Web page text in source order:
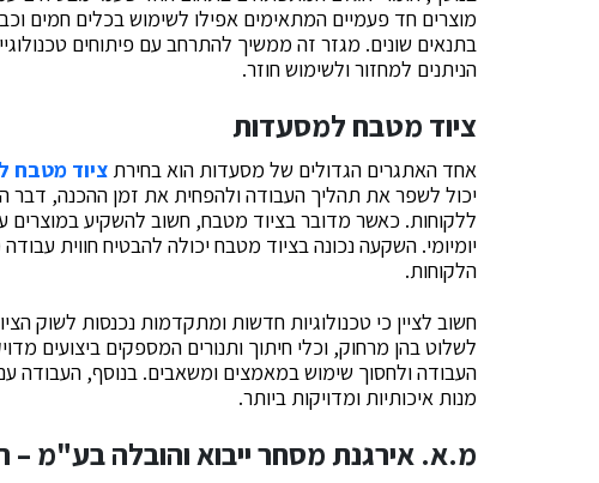
מוצרים חד פעמיים המתאימים אפילו לשימוש בכלים חמים
בתנאים שונים. מגזר זה ממשיך להתרחב עם פיתוחים
הניתנים למחזור ולשימוש חוזר.
ציוד מטבח למסעדות
אחד האתגרים הגדולים של מסעדות הוא בחירת ציוד מטבח
יכול לשפר את תהליך העבודה ולהפחית את זמן ההכנה, דבר
ללקוחות. כאשר מדובר בציוד מטבח, חשוב להשקיע במוצרים
יומיומי. השקעה נכונה בציוד מטבח יכולה להבטיח חווית
הלקוחות.
חשוב לציין כי טכנולוגיות חדשות ומתקדמות נכנסות לשוק
לשלוט בהן מרחוק, וכלי חיתוך ותנורים המספקים ביצועים
העבודה ולחסוך שימוש במאמצים ומשאבים. בנוסף, העבודה
מנות איכותיות ומדויקות ביותר.
מ.א. אירגנת מסחר ייבוא והובלה בע"מ –